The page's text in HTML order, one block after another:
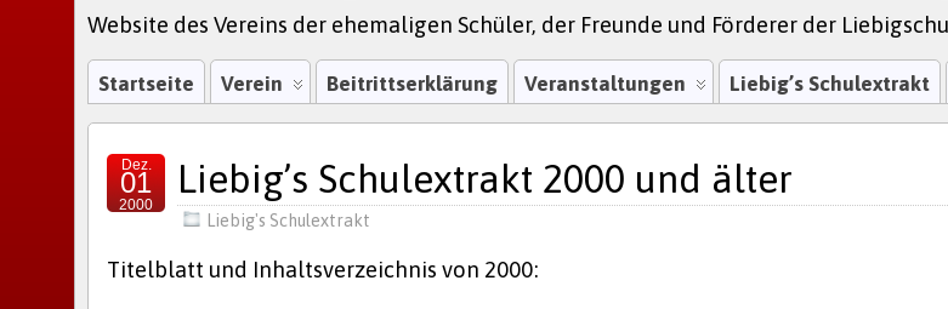
Website des Vereins der ehemaligen Schüler, der Freunde und Förderer der
Startseite Verein Beitrittserklärung Veranstaltungen Liebig’s Schulextrakt
Liebig’s Schulextrakt 2000 und älter
Liebig's Schulextrakt
Dez.
01
2000
Titelblatt und Inhaltsverzeichnis von 2000: